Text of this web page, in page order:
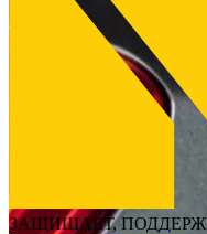
ЗАЩИЩАЕТ,